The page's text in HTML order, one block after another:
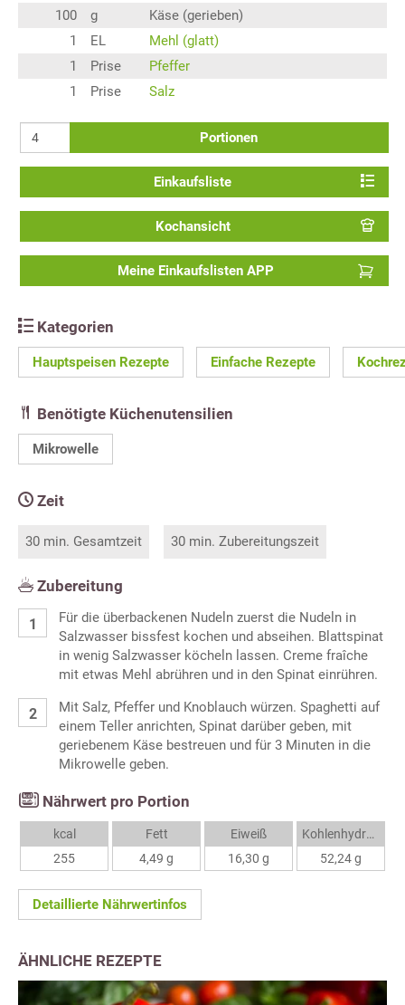
100
g
Käse (gerieben)
1
EL
Mehl (glatt)
1
Prise
Pfeffer
1
Prise Salz
Portionen
Einkaufsliste
Kochansicht
Meine Einkaufslisten APP
Kategorien
Hauptspeisen Rezepte Einfache Rezepte
Benötigte Küchenutensilien
Mikrowelle
Zeit
30 min. Gesamtzeit 30 min. Zubereitungszeit
Zubereitung
Für die überbackenen Nudeln zuerst die Nudeln in
Salzwasser bissfest kochen und abseihen. Blattspinat
in wenig Salzwasser köcheln lassen. Creme fraîche
mit etwas Mehl abrühren und in den Spinat einrühren.
Mit Salz, Pfeffer und Knoblauch würzen. Spaghetti auf
einem Teller anrichten, Spinat darüber geben, mit
geriebenem Käse bestreuen und für 3 Minuten in die
Mikrowelle geben.
Nährwert pro Portion
kcal
255
Fett
4,49 g
Eiweiß
16,30 g
Kohlenhydrate
52,24 g
Detaillierte Nährwertinfos
ÄHNLICHE REZEPTE